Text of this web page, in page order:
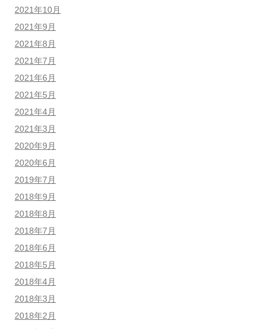
2021年10月
2021年9月
2021年8月
2021年7月
2021年6月
2021年5月
2021年4月
2021年3月
2020年9月
2020年6月
2019年7月
2018年9月
2018年8月
2018年7月
2018年6月
2018年5月
2018年4月
2018年3月
2018年2月